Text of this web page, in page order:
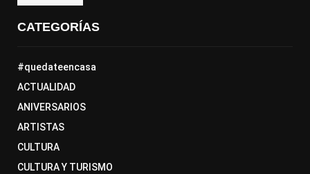
CATEGORÍAS
#quedateencasa
ACTUALIDAD
ANIVERSARIOS
ARTISTAS
CULTURA
CULTURA Y TURISMO